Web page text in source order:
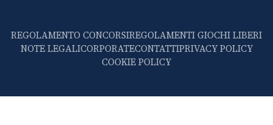
REGOLAMENTO CONCORSIREGOLAMENTI GIOCHI LIBERI
NOTE LEGALICORPORATECONTATTIPRIVACY POLICY
COOKIE POLICY